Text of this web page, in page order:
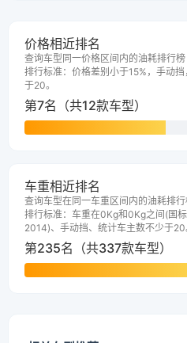
价格相近排名
查询车型同一价格区间内的油耗排行榜
排行标准：价格差别小于15%，手动
于20。
第7名（共12款车型）
车重相近排名
查询车型在同一车重区间内的油耗排
排行标准：车重在0Kg和0Kg之间(国
2014)、手动挡、统计车主数不少于20
第235名（共337款车型）